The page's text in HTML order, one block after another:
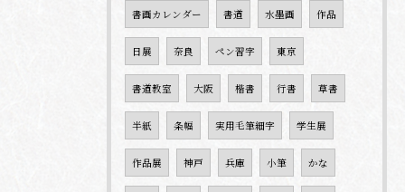
書画カレンダー 書道 水墨画 作品
日展 奈良 ペン習字 東京
書道教室 大阪 楷書 行書 草書
半紙 条幅 実用毛筆細字 学生展
作品展 神戸 兵庫 小筆 かな